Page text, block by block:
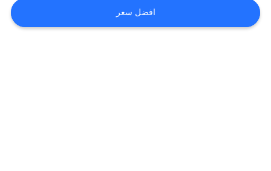
خريطة
الموقع
افضل سعر